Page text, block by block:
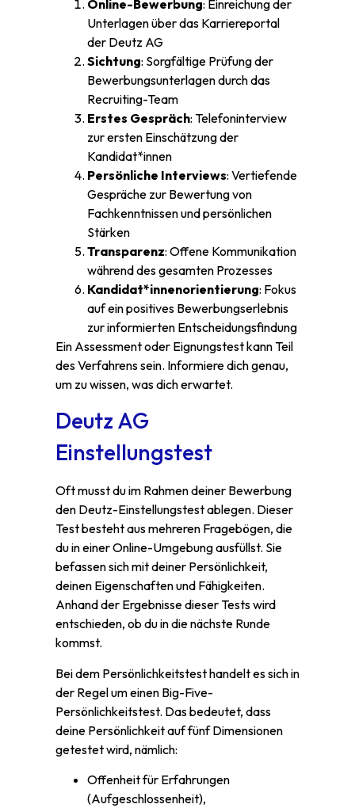
Online-Bewerbung: Einreichung der
Unterlagen über das Karriereportal
der Deutz AG
Sichtung: Sorgfältige Prüfung der
Bewerbungsunterlagen durch das
Recruiting-Team
Erstes Gespräch: Telefoninterview
zur ersten Einschätzung der
Kandidat*innen
Persönliche Interviews: Vertiefende
Gespräche zur Bewertung von
Fachkenntnissen und persönlichen
Stärken
Transparenz: Offene Kommunikation
während des gesamten Prozesses
Kandidat*innenorientierung: Fokus
auf ein positives Bewerbungserlebnis
zur informierten Entscheidungsfindung
Ein Assessment oder Eignungstest kann Teil
des Verfahrens sein. Informiere dich genau,
um zu wissen, was dich erwartet.
Deutz AG
Einstellungstest
Oft musst du im Rahmen deiner Bewerbung
den Deutz-Einstellungstest ablegen. Dieser
Test besteht aus mehreren Fragebögen, die
du in einer Online-Umgebung ausfüllst. Sie
befassen sich mit deiner Persönlichkeit,
deinen Eigenschaften und Fähigkeiten.
Anhand der Ergebnisse dieser Tests wird
entschieden, ob du in die nächste Runde
kommst.
Bei dem Persönlichkeitstest handelt es sich in
der Regel um einen Big-Five-
Persönlichkeitstest. Das bedeutet, dass
deine Persönlichkeit auf fünf Dimensionen
getestet wird, nämlich:
Offenheit für Erfahrungen
(Aufgeschlossenheit),